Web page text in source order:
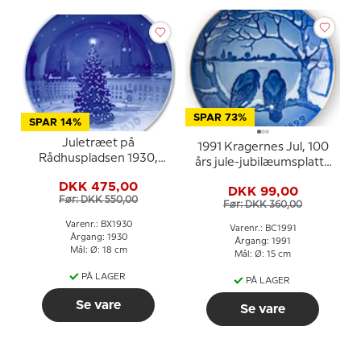
SPAR 14%
Juletræet på
Rådhuspladsen 1930,
Juleplatte
DKK 475,00
Før: DKK 550,00
Varenr.: BX1930
Årgang: 1930
Mål: Ø: 18 cm
PÅ LAGER
Se vare
SPAR 73%
1991 Kragernes Jul, 100
års jule-jubilæumsplatte
DKK 99,00
Før: DKK 360,00
Varenr.: BC1991
Årgang: 1991
Mål: Ø: 15 cm
PÅ LAGER
Se vare